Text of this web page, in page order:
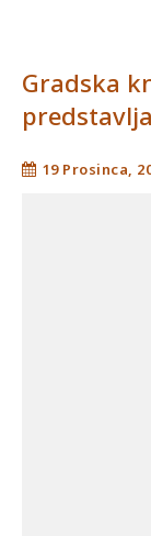
Gradska
19 Prosinca,